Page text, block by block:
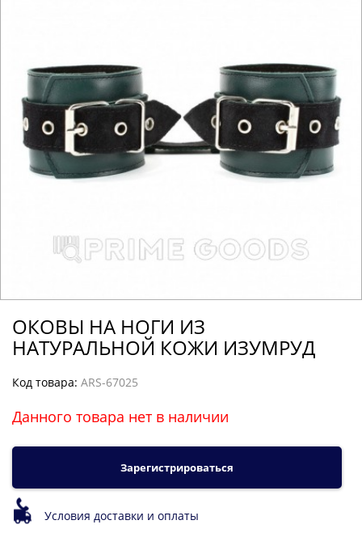
ОКОВЫ НА НОГИ ИЗ
НАТУРАЛЬНОЙ КОЖИ ИЗУМРУД
Код товара: ARS-67025
Данного товара нет в наличии
Зарегистрироваться
Условия доставки и оплаты